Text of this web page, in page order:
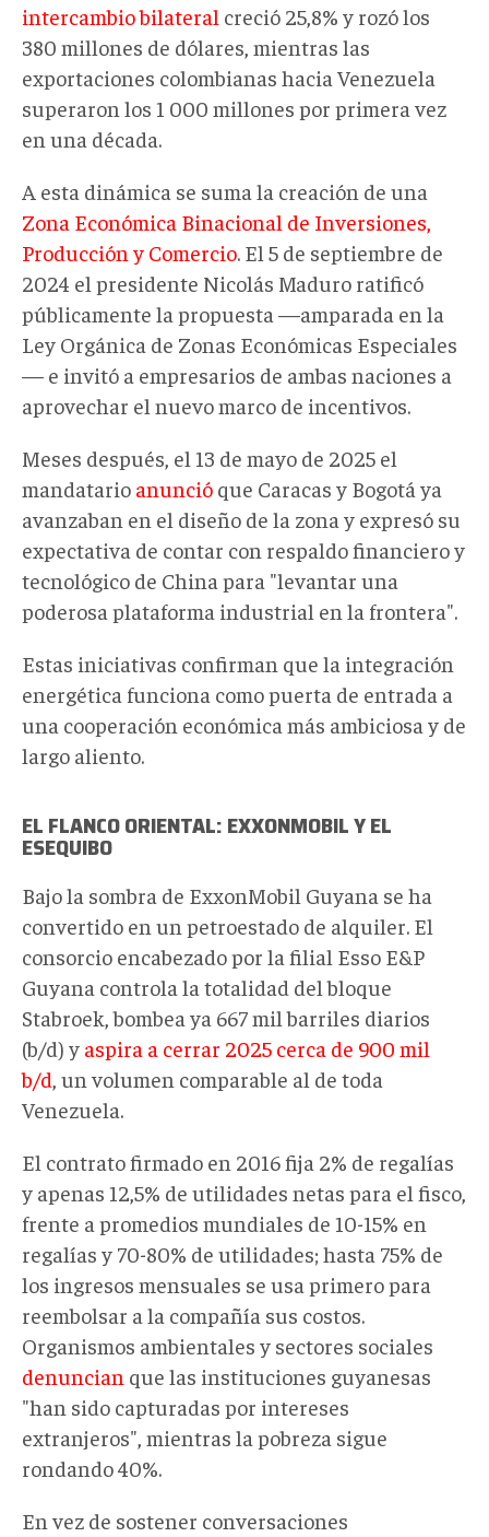
intercambio bilateral creció 25,8% y rozó los
380 millones de dólares, mientras las
exportaciones colombianas hacia Venezuela
superaron los 1 000 millones por primera vez
en una década.
A esta dinámica se suma la creación de una
Zona Económica Binacional de Inversiones,
Producción y Comercio. El 5 de septiembre de
2024 el presidente Nicolás Maduro ratificó
públicamente la propuesta —amparada en la
Ley Orgánica de Zonas Económicas Especiales
— e invitó a empresarios de ambas naciones a
aprovechar el nuevo marco de incentivos.
Meses después, el 13 de mayo de 2025 el
mandatario anunció que Caracas y Bogotá ya
avanzaban en el diseño de la zona y expresó su
expectativa de contar con respaldo financiero y
tecnológico de China para "levantar una
poderosa plataforma industrial en la frontera".
Estas iniciativas confirman que la integración
energética funciona como puerta de entrada a
una cooperación económica más ambiciosa y de
largo aliento.
EL FLANCO ORIENTAL: EXXONMOBIL Y EL
ESEQUIBO
Bajo la sombra de ExxonMobil Guyana se ha
convertido en un petroestado de alquiler. El
consorcio encabezado por la filial Esso E&P
Guyana controla la totalidad del bloque
Stabroek, bombea ya 667 mil barriles diarios
(b/d) y aspira a cerrar 2025 cerca de 900 mil
b/d , un volumen comparable al de toda
Venezuela.
El contrato firmado en 2016 fija 2% de regalías
y apenas 12,5% de utilidades netas para el fisco,
frente a promedios mundiales de 10-15% en
regalías y 70-80% de utilidades; hasta 75% de
los ingresos mensuales se usa primero para
reembolsar a la compañía sus costos.
Organismos ambientales y sectores sociales
denuncian que las instituciones guyanesas
"han sido capturadas por intereses
extranjeros", mientras la pobreza sigue
rondando 40%.
En vez de sostener conversaciones